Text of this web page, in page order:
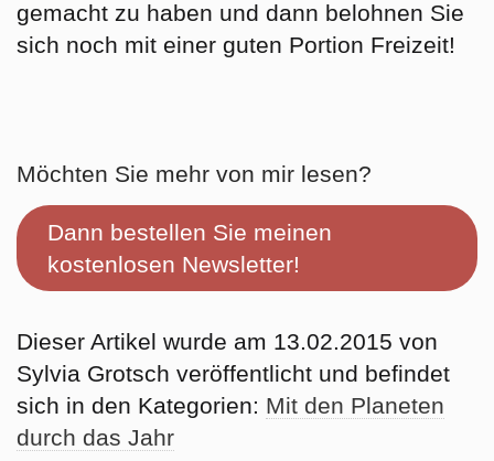
gemacht zu haben und dann belohnen Sie
sich noch mit einer guten Portion Freizeit!
Möchten Sie mehr von mir lesen?
Dann bestellen Sie meinen
kostenlosen Newsletter!
Dieser Artikel wurde am 13.02.2015 von
Sylvia Grotsch veröffentlicht und befindet
sich in den Kategorien: Mit den Planeten
durch das Jahr